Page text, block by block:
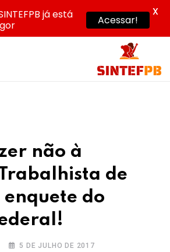
não à
de
enquete do
5 DE JULHO DE 2017
já está
Acessar!
X